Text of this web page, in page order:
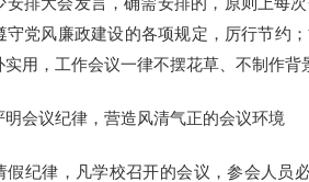
守党风廉政建设的各项规定，厉行节约
用，工作会议一律不摆花草、不制作背
明会议纪律，营造风清气正的会议环境
假纪律，凡学校召开的会议，参会人员